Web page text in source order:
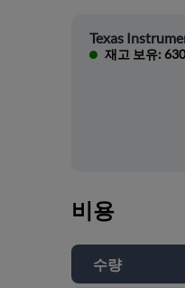
Texas
재고 보유: 630
비용
수량